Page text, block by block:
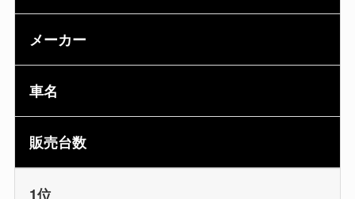
メーカー
車名
販売台数
1位